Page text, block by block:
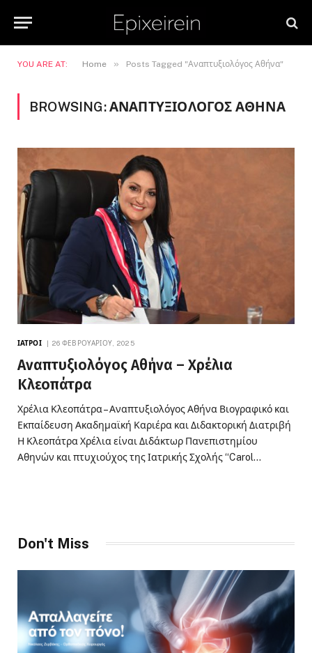
YOU ARE AT: Home » Posts Tagged "Αναπτυξιολόγος Αθήνα"
BROWSING:ΑΝΑΠΤΥΞΙΟΛΌΓΟΣ ΑΘΉΝΑ
ΙΑΤΡΟΊ 26 ΦΕΒΡΟΥΑΡΊΟΥ, 2025
Αναπτυξιολόγος Αθήνα – Χρέλια
Κλεοπάτρα
Χρέλια Κλεοπάτρα – Αναπτυξιολόγος Αθήνα Βιογραφικό και
Εκπαίδευση Ακαδημαϊκή Καριέρα και Διδακτορική Διατριβή
Η Κλεοπάτρα Χρέλια είναι Διδάκτωρ Πανεπιστημίου
Αθηνών και πτυχιούχος της Ιατρικής Σχολής “Carol…
Don't Miss